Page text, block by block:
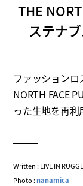
THE
ステナ
ファッション
NORTH FACE
った生地を再
Written : LIVE IN
Photo :nanamica